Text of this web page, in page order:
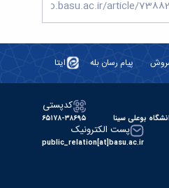
پیام رسان بله ایتا
بوعلی سینا
کدپستی
۶۵۱۷۸-۳۸۶۹۵
پست الکترونیک
public_relation[at]basu.ac.ir